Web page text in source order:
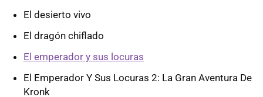
El desierto vivo
El dragón chiflado
El emperador y sus locuras
El Emperador Y Sus Locuras 2: La Gran Aventura De
Kronk